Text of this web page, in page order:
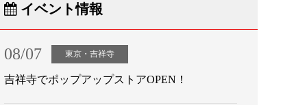
イベント情報
08/07 東京・吉祥寺
吉祥寺でポップアップストアOPEN！